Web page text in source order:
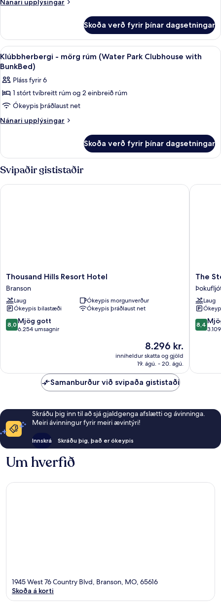
Park)
Park
Clubhouse
with
BunkBed)
Nánari upplýsingar
-
mörg
rúm
(Water
Clubhouse
with
Skoða verð fyrir þínar dagsetningar
Skoða
allar
myndir
fyrir
Klúbbherbergi
-
mörg
Park
Clubhouse
with
BunkBed)
Myrkratjöld/-gardínur, straujárn/
3
Klúbbherbergi - mörg rúm (Water Park Clubhouse with
BunkBed)
Pláss fyrir 6
1 stórt tvíbreitt rúm og 2 einbreið rúm
Ókeypis þráðlaust net
Nánari upplýsingar
Nánari
-
mörg
rúm
(Water
Park
Skoða verð fyrir þínar dagsetningar
Svipaðir gististaðir
Thousand
Hills
Resort
Hotel
Branson
Thousand Hills Resort Hotel
Branson
Laug
Ókeypis morgunverður
Ókeypis bílastæði
Ókeypis þráðlaust net
8.0
af
umsagnir
8,0 Mjög gott
6.254 umsagnir
Verðið
er
8.296 kr.
8.296 kr.
inniheldur skatta og gjöld
19. ágú. - 20. ágú.
Thousand Hills Resort Hotel
The
Stone
Castle
Hotel
&
Center
The
Laug
8.4
af
8,4
The
Samanburður við svipaða gististaði
Skráðu þig inn til að sjá gjaldgenga afslætti og ávinninga.
Meiri ávinningur fyrir meiri ævintýri!
Innskrá Skráðu þig, það er ókeypis
Um hverfið
1945 West 76 Country Blvd, Branson, MO, 65616
Skoða á korti